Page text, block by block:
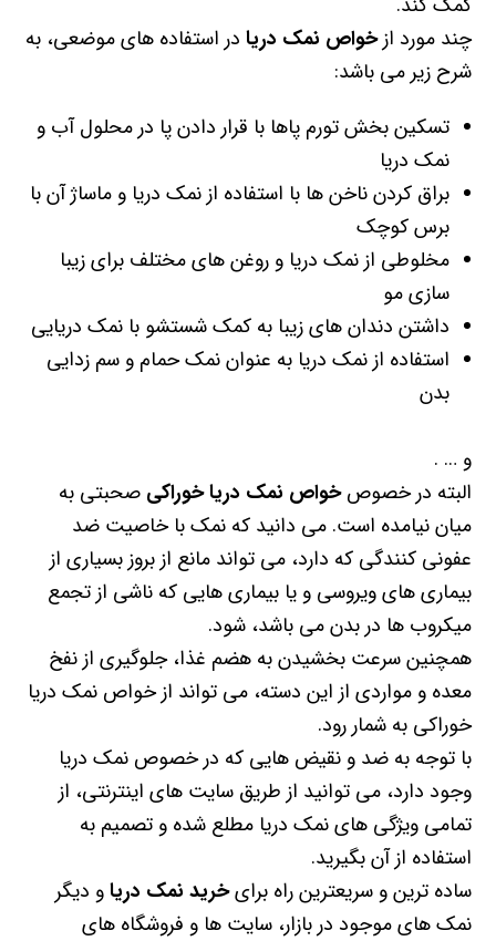
چند مورد ازخواص نمک دریا در استفاده های موضعی، به
شرح زیر می باشد:
تسکین بخش تورم پاها با قرار دادن پا در محلول آب و
نمک دریا
براق کردن ناخن ها با استفاده از نمک دریا و ماساژ آن با
برس کوچک
مخلوطی از نمک دریا و روغن های مختلف برای زیبا
سازی مو
داشتن دندان های زیبا به کمک شستشو با نمک دریایی
استفاده از نمک دریا به عنوان نمک حمام و سم زدایی
بدن
و … .
البته در خصوصخواص نمک دریا خوراکی صحبتی به
میان نیامده است. می دانید که نمک با خاصیت ضد
عفونی کنندگی که دارد، می تواند مانع از بروز بسیاری از
بیماری های ویروسی و یا بیماری هایی که ناشی از تجمع
میکروب ها در بدن می باشد، شود.
همچنین سرعت بخشیدن به هضم غذا، جلوگیری از نفخ
معده و مواردی از این دسته، می تواند از خواص نمک دریا
خوراکی به شمار رود.
با توجه به ضد و نقیض هایی که در خصوص نمک دریا
وجود دارد، می توانید از طریق سایت های اینترنتی، از
تمامی ویژگی های نمک دریا مطلع شده و تصمیم به
استفاده از آن بگیرید.
ساده ترین و سریعترین راه برایخرید نمک دریاو دیگر
نمک های موجود در بازار، سایت ها و فروشگاه های